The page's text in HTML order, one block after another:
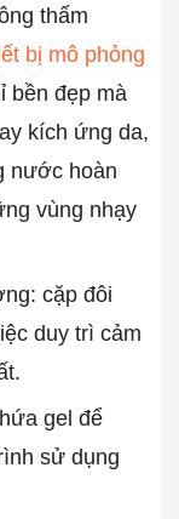
thấm
bị mô phỏng
bền đẹp mà
kích ứng da,
nước hoàn
vùng nhạy
cặp đôi
duy trì cảm
gel để
sử dụng